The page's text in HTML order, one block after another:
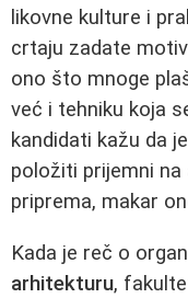
likovne kulture i
crtaju zadate
ono što mnoge
već i tehniku koja
kandidati kažu da
položiti prijemni
priprema, makar
Kada je reč o
arhitekturu,